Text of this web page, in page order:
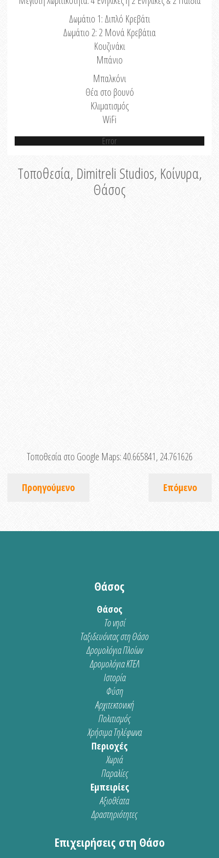
Δωμάτιο 1: Διπλό Κρεβάτι
Δωμάτιο 2: 2 Μονά Κρεβάτια
Κουζινάκι
Μπάνιο
Μπαλκόνι
Θέα στο βουνό
Κλιματισμός
WiFi
Error
Τοποθεσία, Dimitreli Studios, Κοίνυρα,
Θάσος
Τοποθεσία στο Google Maps:40.665841, 24.761626
Προηγούμενο Επόμενο
Θάσος
Θάσος
Το νησί
Ταξιδευόντας στη Θάσο
Δρομολόγια Πλοίων
Δρομολόγια ΚΤΕΛ
Ιστορία
Φύση
Αρχιτεκτονική
Πολιτισμός
Χρήσιμα Τηλέφωνα
Περιοχές
Χωριά
Παραλίες
Εμπειρίες
Αξιοθέατα
Δραστηριότητες
Επιχειρήσεις στη Θάσο